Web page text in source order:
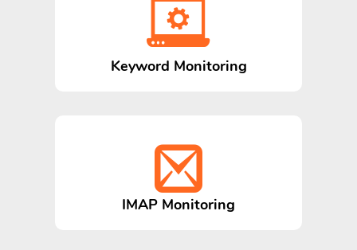
Keyword Monitoring
IMAP Monitoring